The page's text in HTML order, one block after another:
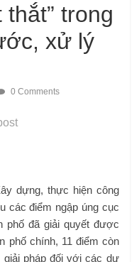
trong
xử lý
0 Comments
dựng, thực hiện công
các điểm ngập úng cục
phố đã giải quyết được
phố chính, 11 điểm còn
pháp đối với các dự